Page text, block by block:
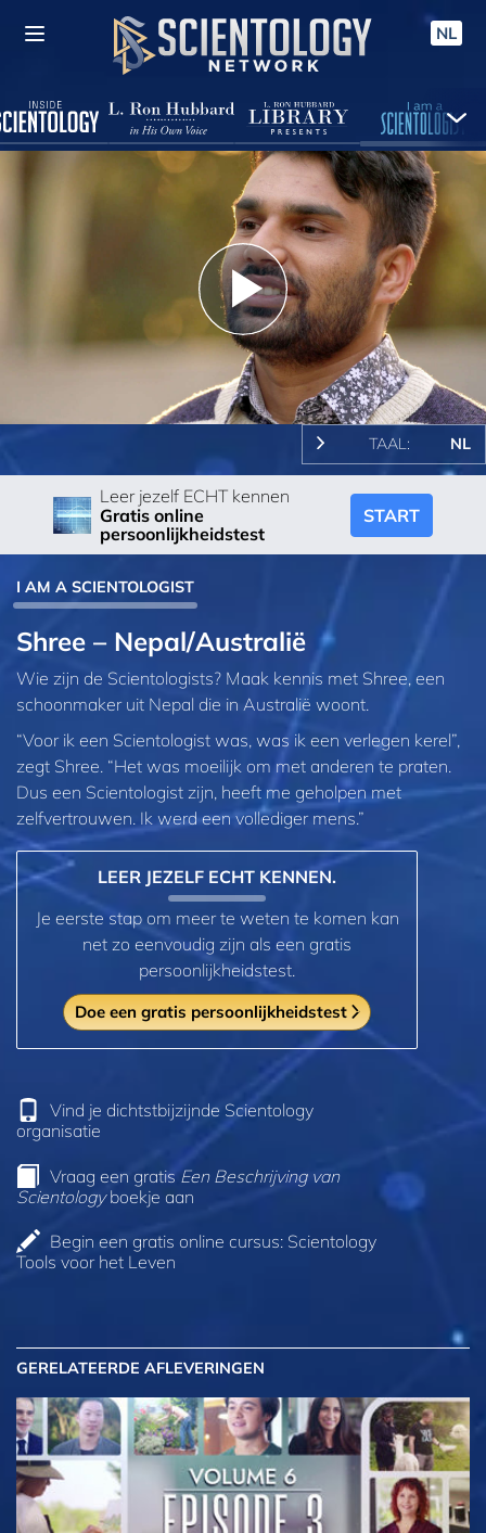
NL
Play
Video
TAAL: NL
Leer jezelf ECHT kennen
Gratis online
persoonlijkheidstest
START
I AM A SCIENTOLOGIST
Shree – Nepal/Australië
Wie zijn de Scientologists? Maak kennis met Shree, een
schoonmaker uit Nepal die in Australië woont.
“Voor ik een Scientologist was, was ik een verlegen kerel”,
zegt Shree. “Het was moeilijk om met anderen te praten.
Dus een Scientologist zijn, heeft me geholpen met
zelfvertrouwen. Ik werd een vollediger mens.”
LEER JEZELF ECHT KENNEN.
Je eerste stap om meer te weten te komen kan
net zo eenvoudig zijn als een gratis
persoonlijkheidstest.
Doe een gratis persoonlijkheidstest
Vind je dichtstbijzijnde Scientology
organisatie
Vraag een gratisEen Beschrijving van
Scientologyboekje aan
Begin een gratis online cursus: Scientology
Tools voor het Leven
GERELATEERDE AFLEVERINGEN